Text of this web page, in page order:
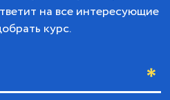
на все интересующие
курс.